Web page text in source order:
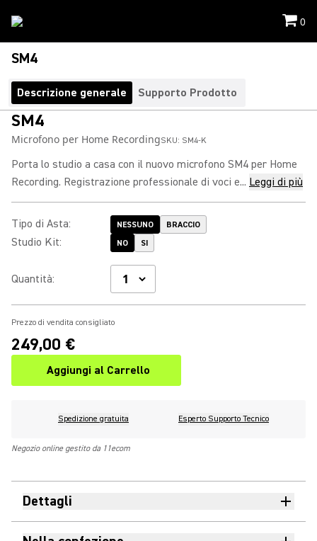
0
SM4
Descrizione generale Supporto Prodotto
SM4
Microfono per Home RecordingSKU: SM4-K
Porta lo studio a casa con il nuovo microfono SM4 per Home
Recording. Registrazione professionale di voci e... Leggi di più
Tipo di Asta: NESSUNO BRACCIO
Studio Kit: NO SI
Quantità:
Prezzo di vendita consigliato
249,00 €
Aggiungi al Carrello
Spedizione gratuita Esperto Supporto Tecnico
Negozio online gestito da 11ecom
Dettagli